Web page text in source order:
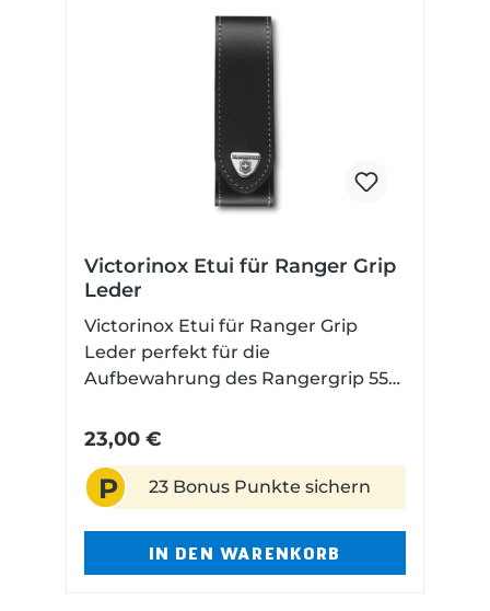
Victorinox Etui für Ranger Grip
Leder
Victorinox Etui für Ranger Grip
Leder perfekt für die
Aufbewahrung des Rangergrip 55
Klettverschluss Technische Daten
3,5 cm Gewicht: 46 g Material:
Leder
23,00 €
P 23 Bonus Punkte sichern
IN DEN WARENKORB